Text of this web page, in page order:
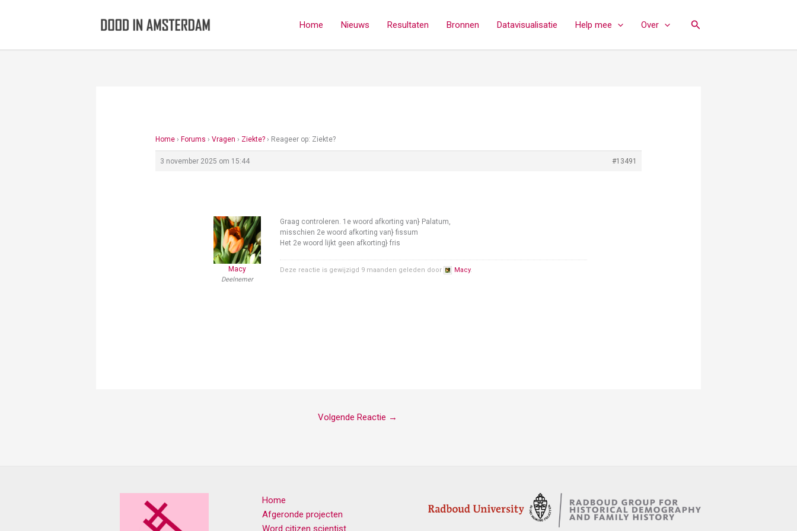
Home Nieuws Resultaten Bronnen Datavisualisatie Help mee Over Zoeken
Home › Forums › Vragen › Ziekte? › Reageer op: Ziekte?
3 november 2025 om 15:44 #13491
Macy
Deelnemer
Graag controleren. 1e woord afkorting van} Palatum,
misschien 2e woord afkorting van} fissum
Het 2e woord lijkt geen afkorting} fris
Deze reactie is gewijzigd 9 maanden geleden door Macy.
Volgende Reactie →
Home
Afgeronde projecten
Word citizen scientist